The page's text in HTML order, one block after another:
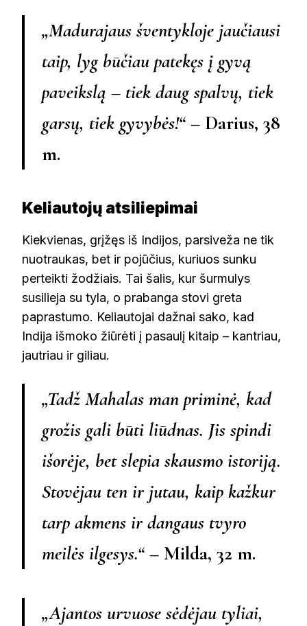
„Madurajaus šventykloje jaučiausi
taip, lyg būčiau patekęs į gyvą
paveikslą – tiek daug spalvų, tiek
garsų, tiek gyvybės!“ – Darius, 38
m.
Keliautojų atsiliepimai
Kiekvienas, grįžęs iš Indijos, parsiveža ne tik
nuotraukas, bet ir pojūčius, kuriuos sunku
perteikti žodžiais. Tai šalis, kur šurmulys
susilieja su tyla, o prabanga stovi greta
paprastumo. Keliautojai dažnai sako, kad
Indija išmoko žiūrėti į pasaulį kitaip – kantriau,
jautriau ir giliau.
„Tadž Mahalas man priminė, kad
grožis gali būti liūdnas. Jis spindi
išorėje, bet slepia skausmo istoriją.
Stovėjau ten ir jutau, kaip kažkur
tarp akmens ir dangaus tvyro
meilės ilgesys.“ – Milda, 32 m.
„Ajantos urvuose sėdėjau tyliai,